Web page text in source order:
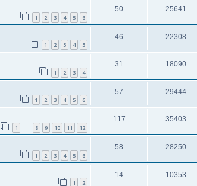
1 2 3 4 5 6
50 25641
1 2 3 4 5
46 22308
1 2 3 4
31 18090
1 2 3 4 5 6
57 29444
1 8 9 10 11 12
117 35403
1 2 3 4 5 6
58 28250
1 2
14 10353